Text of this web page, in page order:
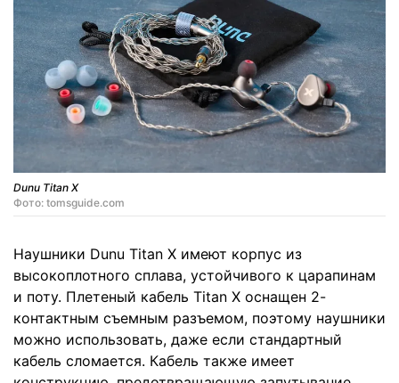
Dunu Titan X
Фото: tomsguide.com
Наушники Dunu Titan X имеют корпус из
высокоплотного сплава, устойчивого к царапинам
и поту. Плетеный кабель Titan X оснащен 2-
контактным съемным разъемом, поэтому наушники
можно использовать, даже если стандартный
кабель сломается. Кабель также имеет